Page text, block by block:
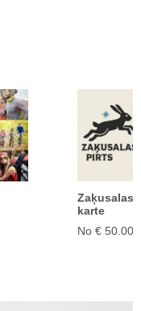
Zaķusalas
karte
No € 50.00